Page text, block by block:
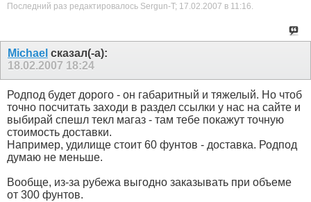
Последний раз редактировалось Sergun-T; 17.02.2007 в 11:16.
Michael сказал(-а):
18.02.2007 18:24
Родпод будет дорого - он габаритный и тяжелый. Но чтоб
точно посчитать заходи в раздел ссылки у нас на сайте и
выбирай спешл текл магаз - там тебе покажут точную
стоимость доставки.
Например, удилище стоит 60 фунтов - доставка. Родпод
думаю не меньше.
Вообще, из-за рубежа выгодно заказывать при объеме
от 300 фунтов.